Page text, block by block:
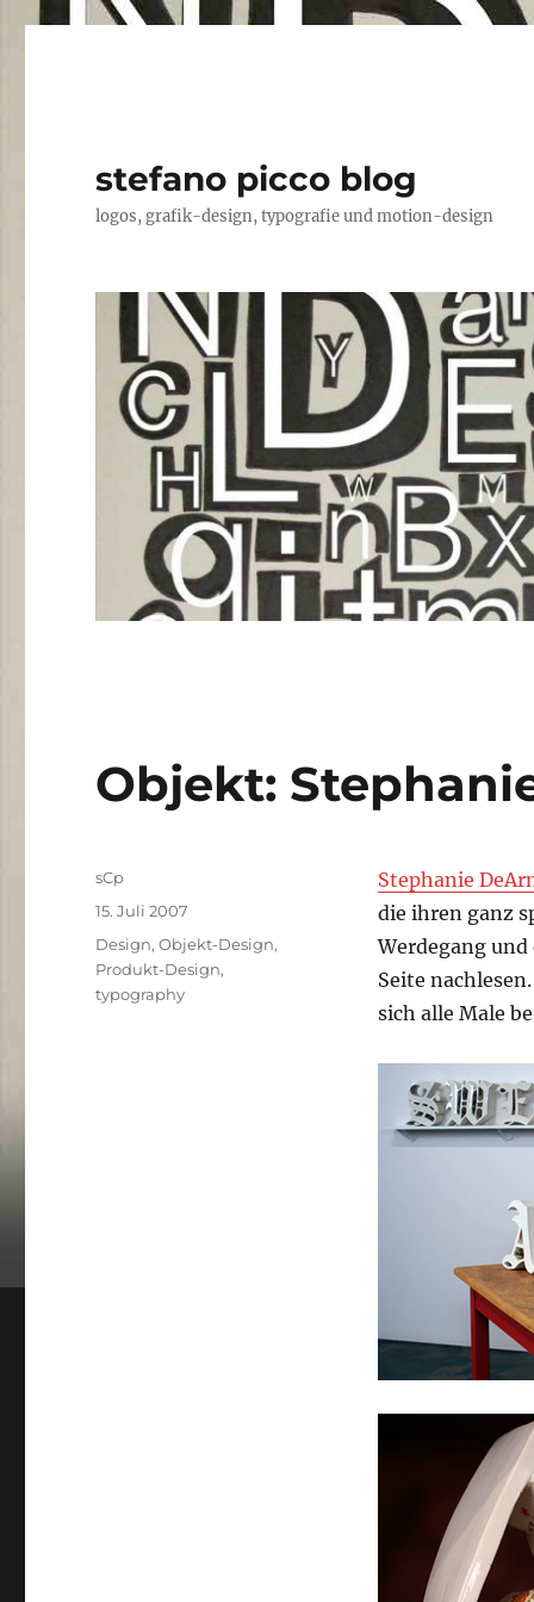
stefano picco blog
logos, grafik-design, typografie und motion-design
Objekt:
Stephanie
die ihren ganz
Werdegang
Seite
sich alle Male
Autor
sCp
Veröffentlicht
15. Juli 2007
Kategorien
Design,Objekt-Design,
Produkt-Design,
typography